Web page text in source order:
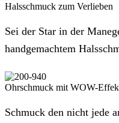
Halsschmuck zum Verlieben
Sei der Star in der
handgemachtem
Ohrschmuck mit WOW-
Schmuck den nicht jede